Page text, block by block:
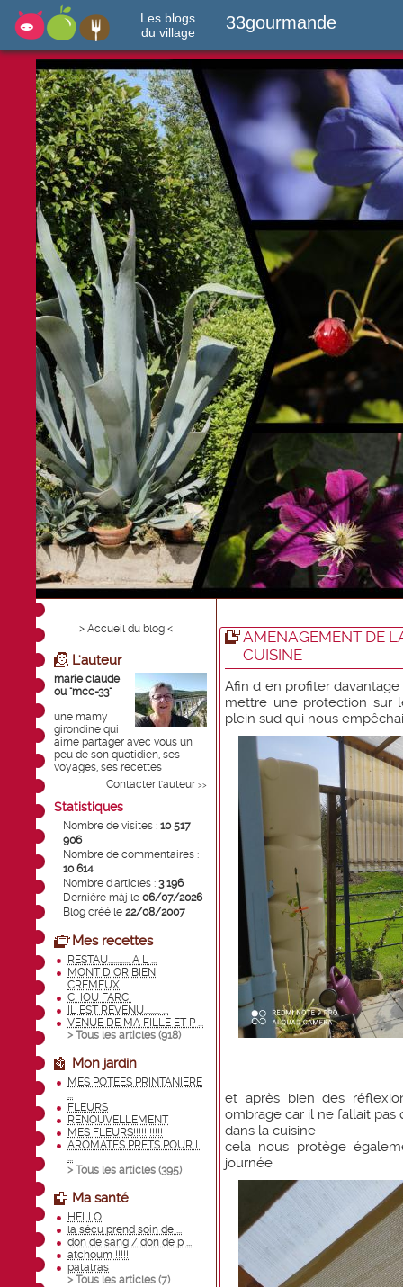
Les blogs
du village
33gourmande
> Accueil du blog <
L'auteur
marie claude
ou "mcc-33"
une mamy
girondine qui
aime partager avec vous un
peu de son quotidien, ses
voyages, ses recettes
Contacter l'auteur >>
Statistiques
Nombre de visites : 10 517
906
Nombre de commentaires :
10 614
Nombre d'articles : 3 196
Dernière màj le 06/07/2026
Blog créé le 22/08/2007
Mes recettes
RESTAU............ A L ...
MONT D OR BIEN
CREMEUX
CHOU FARCI
IL EST REVENU......... ...
VENUE DE MA FILLE ET P ...
> Tous les articles (918)
Mon jardin
MES POTEES PRINTANIERE
...
FLEURS
RENOUVELLEMENT
MES FLEURS!!!!!!!!!!!
AROMATES PRETS POUR L
...
> Tous les articles (395)
Ma santé
HELLO
la sécu prend soin de ...
don de sang / don de p ...
atchoum !!!!!
patatras
> Tous les articles (7)
AMENAGEMENT DE
CUISINE
Afin d en profiter
mettre une protection sur
plein sud qui nous
et après bien des
ombrage car il ne fallait
dans la cuisine
cela nous protège
journée